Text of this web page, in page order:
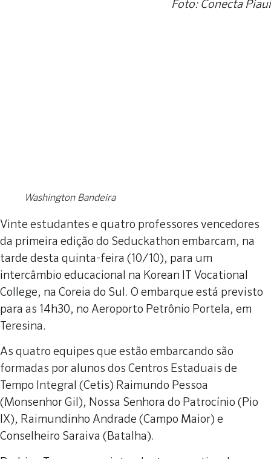
Foto: Conecta Piauí
Washington Bandeira
Vinte estudantes e quatro professores vencedores
da primeira edição do Seduckathon embarcam, na
tarde desta quinta-feira (10/10), para um
intercâmbio educacional na Korean IT Vocational
College, na Coreia do Sul. O embarque está previsto
para as 14h30, no Aeroporto Petrônio Portela, em
Teresina.
As quatro equipes que estão embarcando são
formadas por alunos dos Centros Estaduais de
Tempo Integral (Cetis) Raimundo Pessoa
(Monsenhor Gil), Nossa Senhora do Patrocínio (Pio
IX), Raimundinho Andrade (Campo Maior) e
Conselheiro Saraiva (Batalha).